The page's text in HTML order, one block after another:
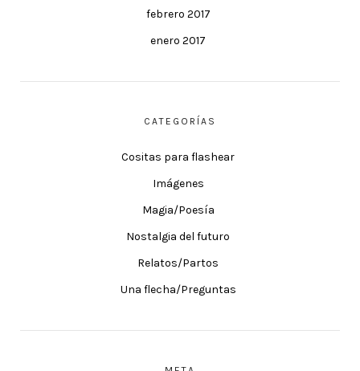
febrero 2017
enero 2017
CATEGORÍAS
Cositas para flashear
Imágenes
Magia/Poesía
Nostalgia del futuro
Relatos/Partos
Una flecha/Preguntas